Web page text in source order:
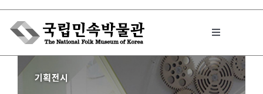
Skip
content
Toggle
박물관에서는